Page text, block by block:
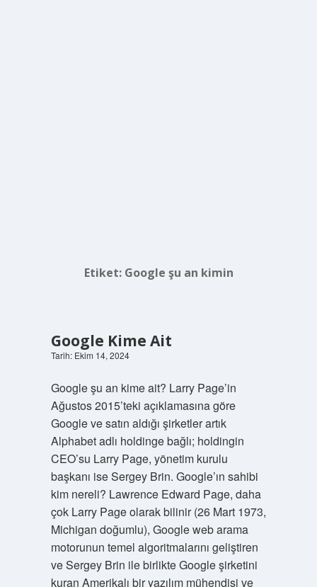
Etiket: Google şu an kimin
Google Kime Ait
Tarih: Ekim 14, 2024
Google şu an kime ait? Larry Page’in
Ağustos 2015’teki açıklamasına göre
Google ve satın aldığı şirketler artık
Alphabet adlı holdinge bağlı; holdingin
CEO’su Larry Page, yönetim kurulu
başkanı ise Sergey Brin. Google’ın sahibi
kim nereli? Lawrence Edward Page, daha
çok Larry Page olarak bilinir (26 Mart 1973,
Michigan doğumlu), Google web arama
motorunun temel algoritmalarını geliştiren
ve Sergey Brin ile birlikte Google şirketini
kuran Amerikalı bir yazılım mühendisi ve